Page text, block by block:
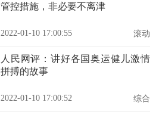
管控措施，非必要不离津
2022-01-10 17:00:55 滚动
人民网评：讲好各国奥运健儿激情
拼搏的故事
2022-01-10 17:00:52 综合